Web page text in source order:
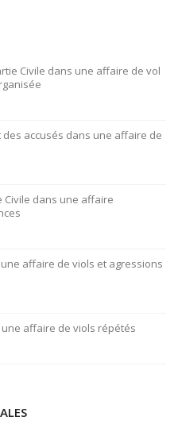
Civile dans une affaire de vol
des accusés dans une affaire de
Civile dans une affaire
une affaire de viols et agressions
une affaire de viols répétés